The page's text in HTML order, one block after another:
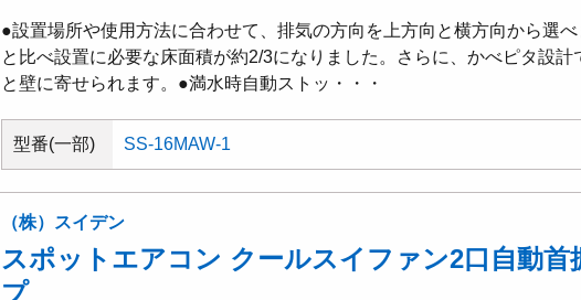
●設置場所や使用方法に合わせて、排気の方向を上方向と横方向から選
と比べ設置に必要な床面積が約2/3になりました。さらに、かべピタ設計
と壁に寄せられます。●満水時自動ストッ・・・
型番(一部) SS-16MAW-1
（株）スイデン
スポットエアコン クールスイファン2口自動首
プ